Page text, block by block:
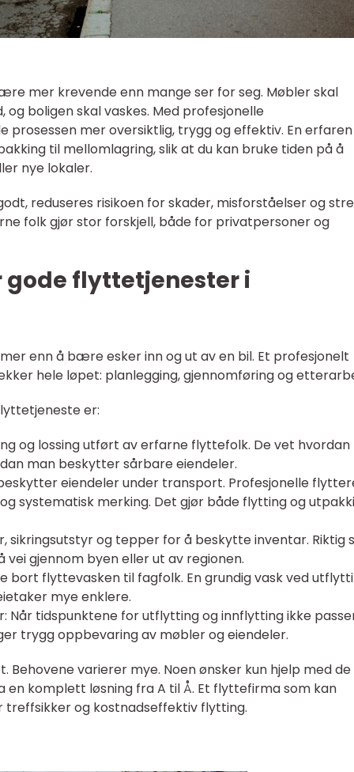
mer krevende enn mange ser for seg. Møbler skal
boligen skal vaskes. Med profesjonelle
prosessen mer oversiktlig, trygg og effektiv. En erfaren
til mellomlagring, slik at du kan bruke tiden på å
nye lokaler.
reduseres risikoen for skader, misforståelser og
folk gjør stor forskjell, både for privatpersoner og
flyttetjenester i
enn å bære esker inn og ut av en bil. Et profesjonelt
hele løpet: planlegging, gjennomføring og
er:
og lossing utført av erfarne flyttefolk. De vet hvordan
man beskytter sårbare eiendeler.
eiendeler under transport. Profesjonelle
systematisk merking. Det gjør både flytting og
sikringsutstyr og tepper for å beskytte inventar. Riktig
gjennom byen eller ut av regionen.
bort flyttevasken til fagfolk. En grundig vask ved
mye enklere.
Når tidspunktene for utflytting og innflytting ikke
trygg oppbevaring av møbler og eiendeler.
Behovene varierer mye. Noen ønsker kun hjelp med de
en komplett løsning fra A til Å. Et flyttefirma som kan
treffsikker og kostnadseffektiv flytting.